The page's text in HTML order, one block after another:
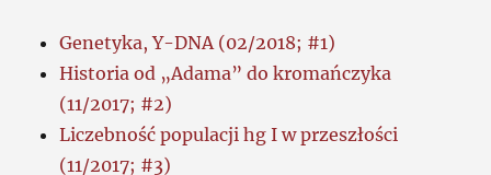
Genetyka, Y-DNA (02/2018; #1)
Historia od „Adama” do kromańczyka
(11/2017; #2)
Liczebność populacji hg I w przeszłości
(11/2017; #3)